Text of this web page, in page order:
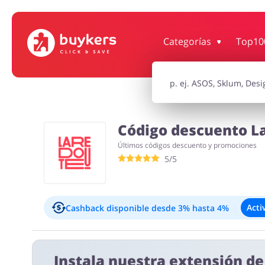
Categorías
Supermercado Hogar y
Motorización
Código descuento
Últimos códigos descuento y promociones
5/5
Cashback disponible desde 3% hasta 4%
4% comisión clientes nuevos
Instala nuestra extensión